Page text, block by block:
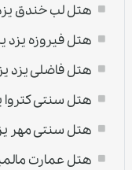
هتل لب خندق
هتل فیروزه یزد
هتل فاضلی يزد
هتل سنتی کتروا
هتل سنتی مهر
هتل عمارت